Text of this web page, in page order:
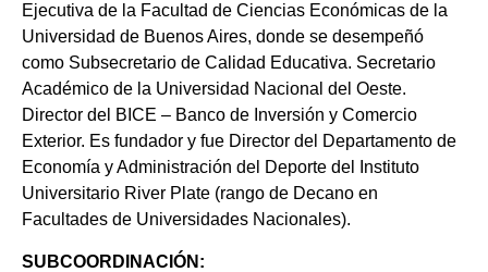
Ejecutiva de la Facultad de Ciencias Económicas de la
Universidad de Buenos Aires, donde se desempeñó
como Subsecretario de Calidad Educativa. Secretario
Académico de la Universidad Nacional del Oeste.
Director del BICE – Banco de Inversión y Comercio
Exterior. Es fundador y fue Director del Departamento de
Economía y Administración del Deporte del Instituto
Universitario River Plate (rango de Decano en
Facultades de Universidades Nacionales).
SUBCOORDINACIÓN: